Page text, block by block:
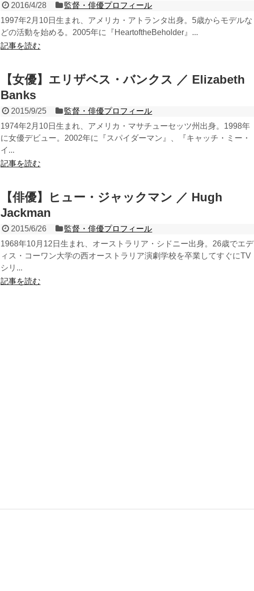
2016/4/28
監督・俳優プロフィール
1997年2月10日生まれ、アメリカ・アトランタ出身。5歳からモデルな
どの活動を始める。2005年に『HeartoftheBeholder』...
記事を読む
【女優】エリザベス・バンクス ／ Elizabeth
Banks
2015/9/25
監督・俳優プロフィール
1974年2月10日生まれ、アメリカ・マサチューセッツ州出身。1998年
に女優デビュー。2002年に『スパイダーマン』、『キャッチ・ミー・
イ...
記事を読む
【俳優】ヒュー・ジャックマン ／ Hugh
Jackman
2015/6/26
監督・俳優プロフィール
1968年10月12日生まれ、オーストラリア・シドニー出身。26歳でエデ
ィス・コーワン大学の西オーストラリア演劇学校を卒業してすぐにTV
シリ...
記事を読む